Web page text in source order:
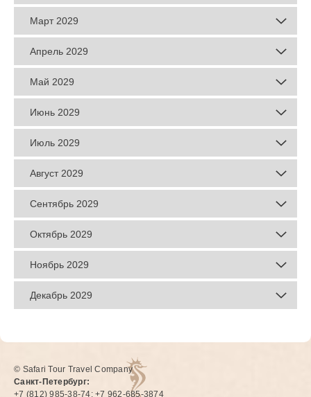
Март 2029
Апрель 2029
Май 2029
Июнь 2029
Июль 2029
Август 2029
Сентябрь 2029
Октябрь 2029
Ноябрь 2029
Декабрь 2029
© Safari Tour Travel Company
Санкт-Петербург:
+7 (812) 985-38-74; +7 962-685-3874